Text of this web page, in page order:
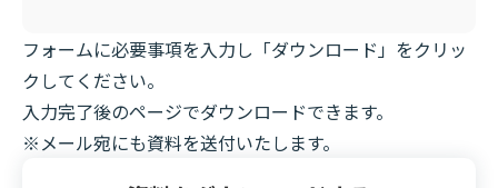
フォームに必要事項を入力し「ダウンロード」をクリッ
クしてください。
入力完了後のページでダウンロードできます。
※メール宛にも資料を送付いたします。